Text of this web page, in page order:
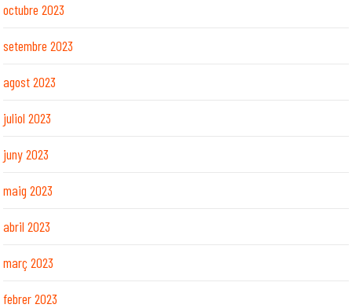
octubre 2023
setembre 2023
agost 2023
juliol 2023
juny 2023
maig 2023
abril 2023
març 2023
febrer 2023